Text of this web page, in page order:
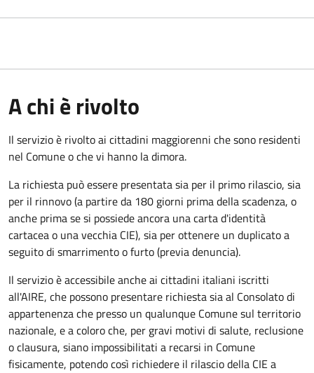
A chi è rivolto
Il servizio è rivolto ai cittadini maggiorenni che sono residenti
nel Comune o che vi hanno la dimora.
La richiesta può essere presentata sia per il primo rilascio, sia
per il rinnovo (a partire da 180 giorni prima della scadenza, o
anche prima se si possiede ancora una carta d'identità
cartacea o una vecchia CIE), sia per ottenere un duplicato a
seguito di smarrimento o furto (previa denuncia).
Il servizio è accessibile anche ai cittadini italiani iscritti
all'AIRE, che possono presentare richiesta sia al Consolato di
appartenenza che presso un qualunque Comune sul territorio
nazionale, e a coloro che, per gravi motivi di salute, reclusione
o clausura, siano impossibilitati a recarsi in Comune
fisicamente, potendo così richiedere il rilascio della CIE a